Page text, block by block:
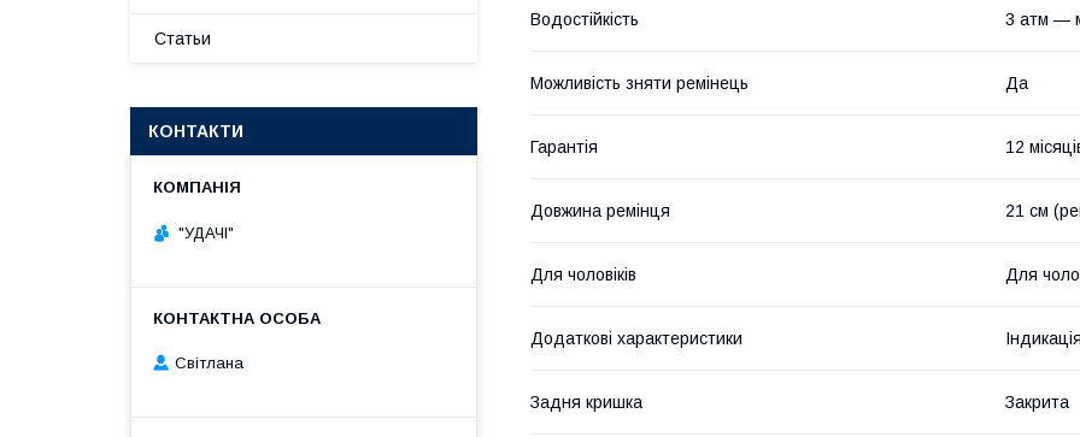
Водостійкість 3 атм —
Можливість зняти ремінець Да
Гарантія 12
Довжина ремінця 21 см
Для чоловіків Для
Додаткові характеристики
Задня кришка Закрита
Статьи
КОНТАКТИ
"УДАЧІ"
Світлана